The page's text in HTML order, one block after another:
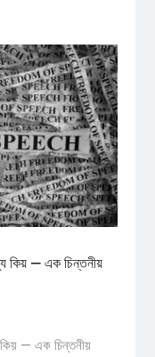
কিয় — এক চিন্তনীয়
কিয় — এক চিন্তনীয়